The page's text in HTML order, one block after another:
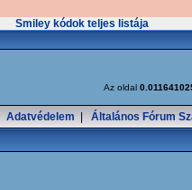
Smiley kódok teljes listája
Az oldal
Adatvédelem Általános Fórum